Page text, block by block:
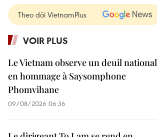
Theo dõi VietnamPlus
VOIR PLUS
Le Vietnam observe un deuil national
en hommage à Saysomphone
Phomvihane
09/08/2026 06:36